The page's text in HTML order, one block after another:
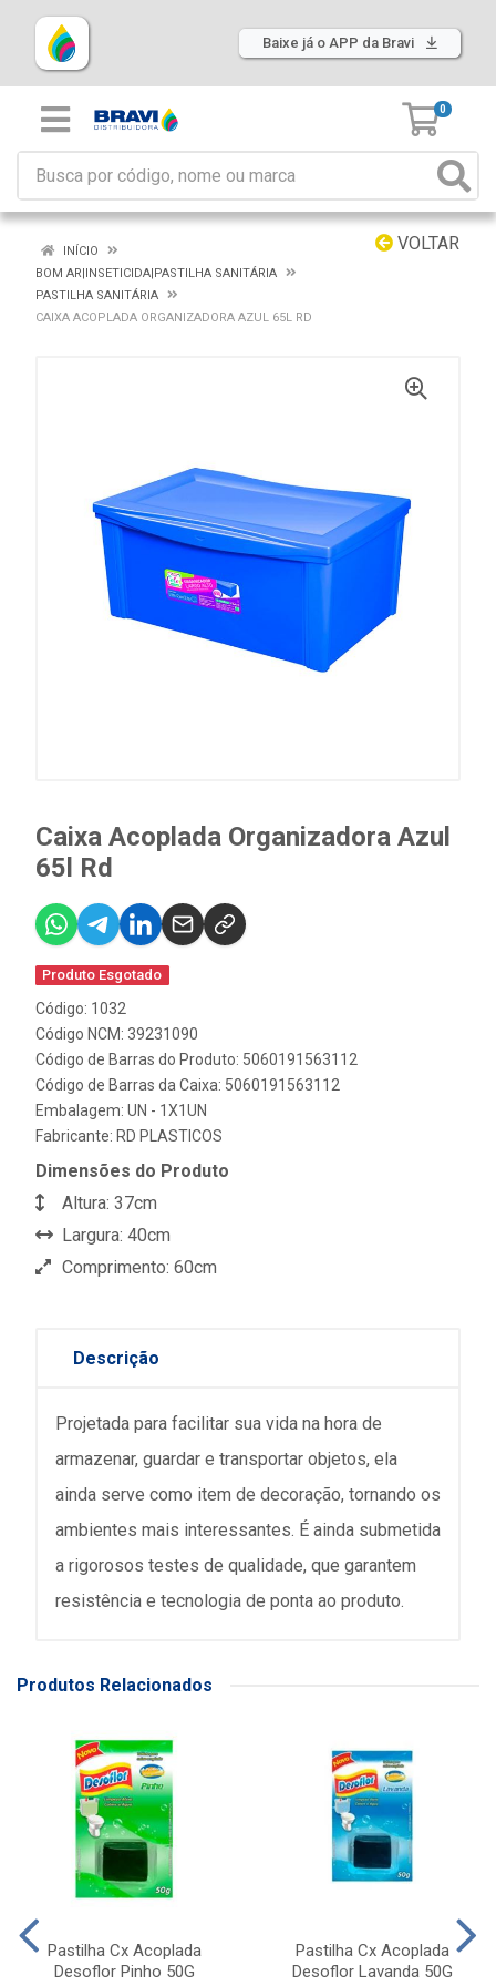
Baixe já o APP da Bravi
0
VOLTAR
INÍCIO
BOM AR|INSETICIDA|PASTILHA SANITÁRIA
PASTILHA SANITÁRIA
CAIXA ACOPLADA ORGANIZADORA AZUL 65L RD
Caixa Acoplada Organizadora Azul
65l Rd
Produto Esgotado
Código: 1032
Código NCM: 39231090
Código de Barras do Produto: 5060191563112
Código de Barras da Caixa: 5060191563112
Embalagem: UN - 1X1UN
Fabricante: RD PLASTICOS
Dimensões do Produto
Altura: 37cm
Largura: 40cm
Comprimento: 60cm
Descrição
Projetada para facilitar sua vida na hora de
armazenar, guardar e transportar objetos, ela
ainda serve como item de decoração, tornando os
ambientes mais interessantes. É ainda submetida
a rigorosos testes de qualidade, que garantem
resistência e tecnologia de ponta ao produto.
Produtos Relacionados
Pastilha Cx Acoplada
Desoflor Pinho 50G
Pastilha Cx Acoplada
Desoflor Lavanda 50G